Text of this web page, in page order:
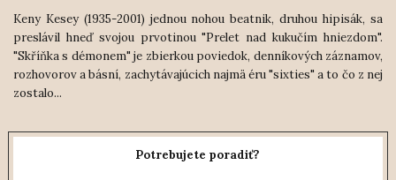
Keny Kesey (1935-2001) jednou nohou beatnik, druhou hipisák, sa
preslávil hneď svojou prvotinou "Prelet nad kukučím hniezdom".
"Skříňka s démonem" je zbierkou poviedok, denníkových záznamov,
rozhovorov a básní, zachytávajúcich najmä éru "sixties" a to čo z nej
zostalo...
Potrebujete poradiť?